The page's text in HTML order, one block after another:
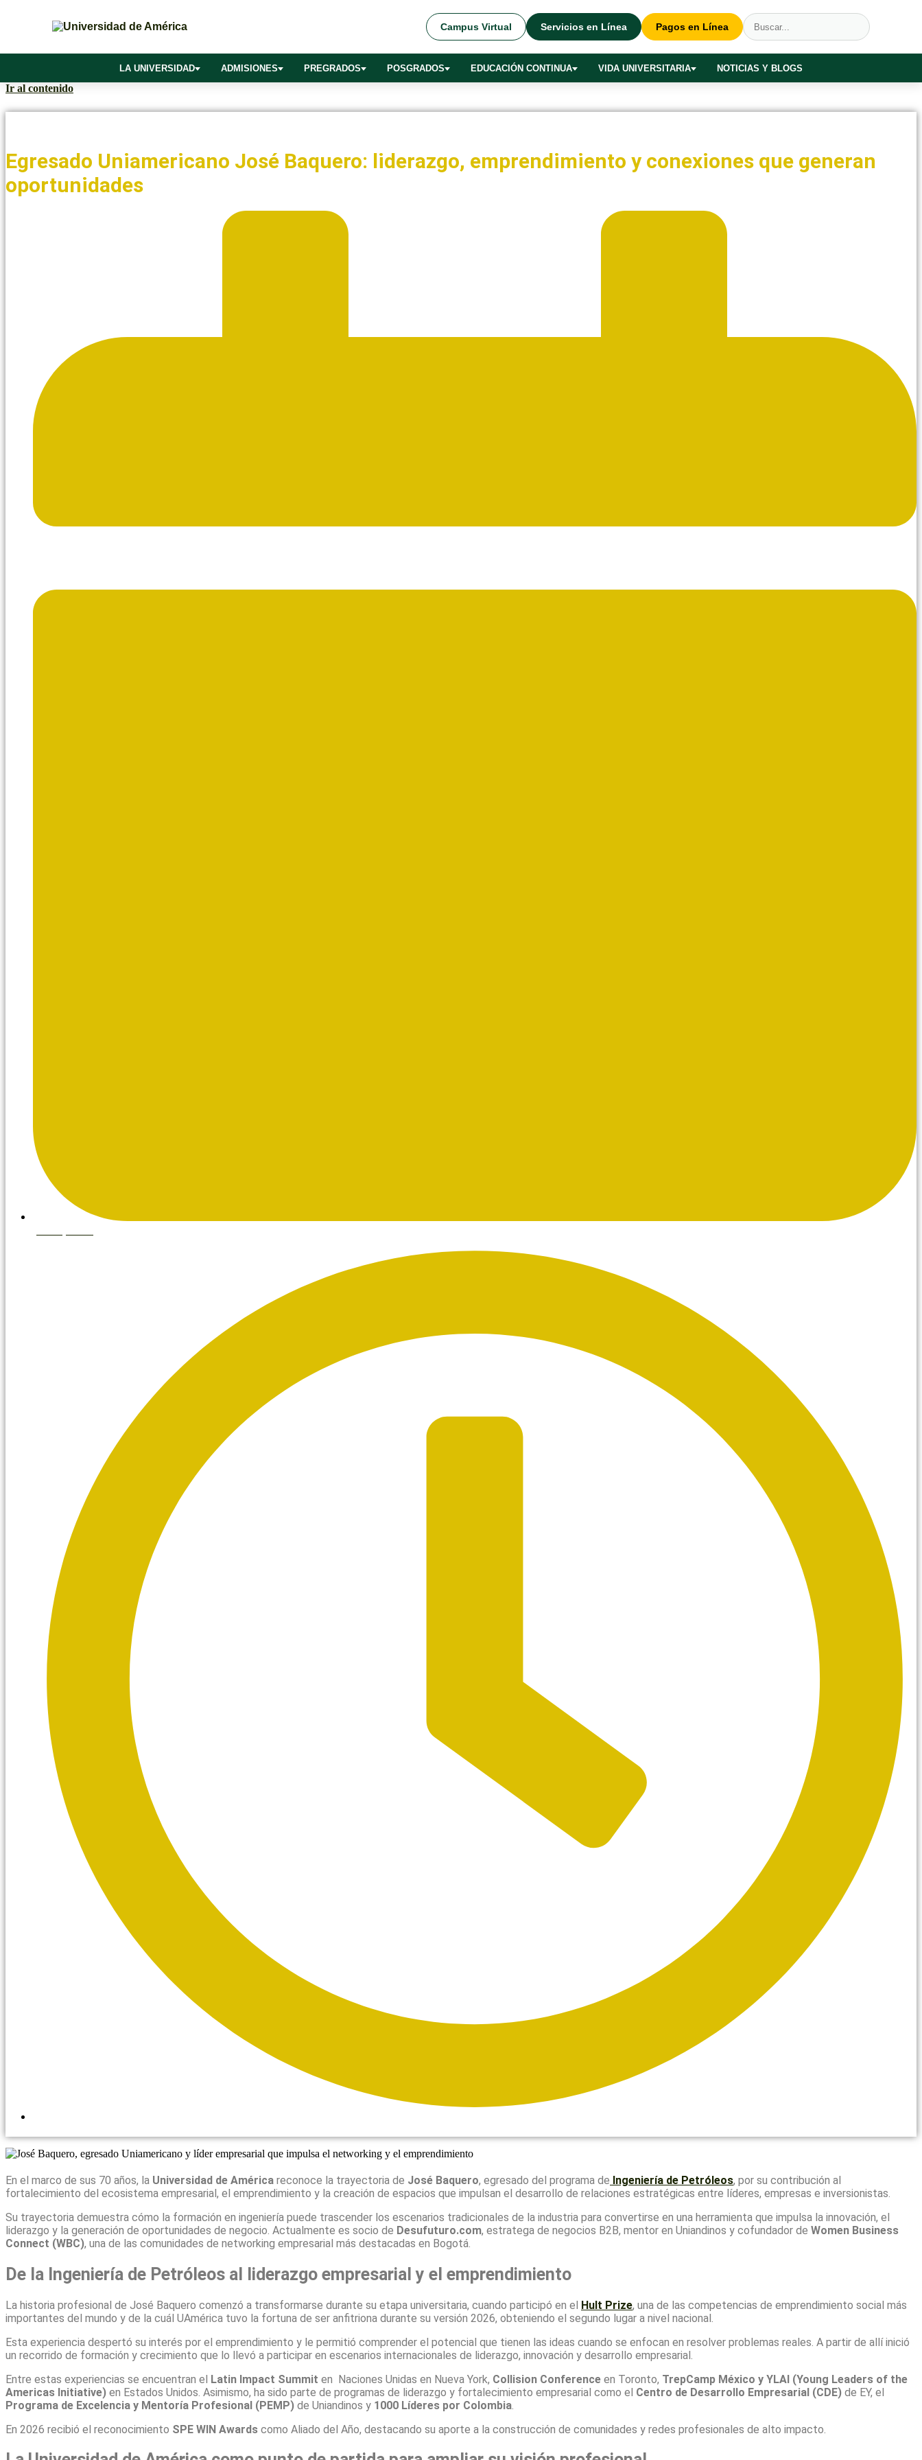
Ir al contenido
Campus Virtual Servicios en Línea Pagos en Línea
LA UNIVERSIDAD ADMISIONES PREGRADOS POSGRADOS EDUCACIÓN CONTINUA VIDA UNIVERSITARIA NOTICIAS Y BLOGS
Egresado Uniamericano José Baquero: liderazgo, emprendimiento y conexiones que generan
oportunidades
En el marco de sus 70 años, la Universidad de América reconoce la trayectoria de José Baquero, egresado del programa de Ingeniería de Petróleos, por su contribución al
fortalecimiento del ecosistema empresarial, el emprendimiento y la creación de espacios que impulsan el desarrollo de relaciones estratégicas entre líderes, empresas e inversionistas.
Su trayectoria demuestra cómo la formación en ingeniería puede trascender los escenarios tradicionales de la industria para convertirse en una herramienta que impulsa la innovación, el
liderazgo y la generación de oportunidades de negocio. Actualmente es socio de Desufuturo.com, estratega de negocios B2B, mentor en Uniandinos y cofundador de Women Business
Connect (WBC), una de las comunidades de networking empresarial más destacadas en Bogotá.
De la Ingeniería de Petróleos al liderazgo empresarial y el emprendimiento
La historia profesional de José Baquero comenzó a transformarse durante su etapa universitaria, cuando participó en el Hult Prize, una de las competencias de emprendimiento social más
importantes del mundo y de la cuál UAmérica tuvo la fortuna de ser anfitriona durante su versión 2026, obteniendo el segundo lugar a nivel nacional.
Esta experiencia despertó su interés por el emprendimiento y le permitió comprender el potencial que tienen las ideas cuando se enfocan en resolver problemas reales. A partir de allí inició
un recorrido de formación y crecimiento que lo llevó a participar en escenarios internacionales de liderazgo, innovación y desarrollo empresarial.
Entre estas experiencias se encuentran el Latin Impact Summit en Naciones Unidas en Nueva York, Collision Conference en Toronto, TrepCamp México y YLAI (Young Leaders of the
Americas Initiative) en Estados Unidos. Asimismo, ha sido parte de programas de liderazgo y fortalecimiento empresarial como el Centro de Desarrollo Empresarial (CDE) de EY, el
Programa de Excelencia y Mentoría Profesional (PEMP) de Uniandinos y 1000 Líderes por Colombia
En 2026 recibió el reconocimiento SPE WIN Awards como Aliado del Año, destacando su aporte a la construcción de comunidades y redes profesionales de alto impacto.